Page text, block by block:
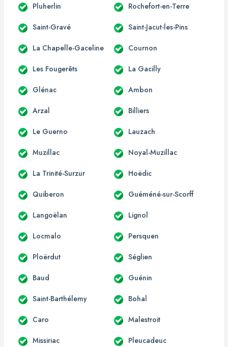
Pluherlin Rochefort-en-Terre
Saint-Gravé Saint-Jacut-les-Pins
La Chapelle-Gaceline Cournon
Les Fougerêts La Gacilly
Glénac Ambon
Arzal Billiers
Le Guerno Lauzach
Muzillac Noyal-Muzillac
La Trinité-Surzur Hoëdic
Quiberon Guéméné-sur-Scorff
Langoëlan Lignol
Locmalo Persquen
Ploërdut Séglien
Baud Guénin
Saint-Barthélemy Bohal
Caro Malestroit
Missiriac Pleucadeuc